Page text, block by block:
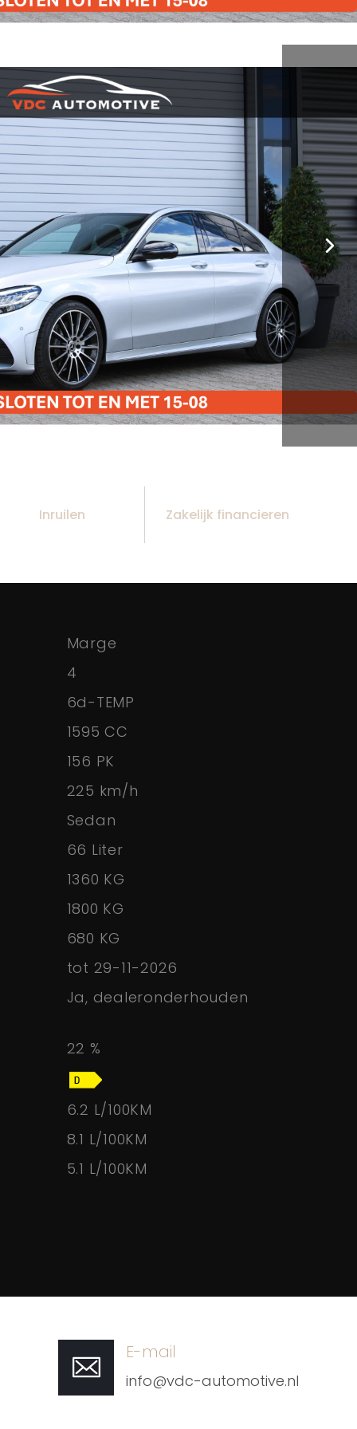
Inruilen Zakelijk financieren
Marge
4
6d-TEMP
1595 CC
156 PK
225 km/h
Sedan
66 Liter
1360 KG
1800 KG
680 KG
tot 29-11-2026
Ja, dealeronderhouden
22 %
6.2 L/100KM
8.1 L/100KM
5.1 L/100KM
E-mail
info@vdc-automotive.nl